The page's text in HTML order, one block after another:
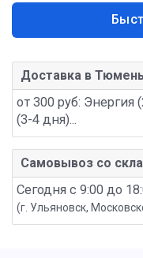
Доставка в
от 300 руб:
(3-4 дня)...
Самовывоз со
Сегодня с 9:00 до
(г. Ульяновск,